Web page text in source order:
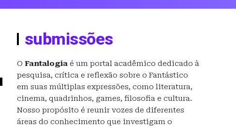
submissões
O Fantalogia é um portal acadêmico dedicado à
pesquisa, crítica e reflexão sobre o Fantástico
em suas múltiplas expressões, como literatura,
cinema, quadrinhos, games, filosofia e cultura.
Nosso propósito é reunir vozes de diferentes
áreas do conhecimento que investigam o